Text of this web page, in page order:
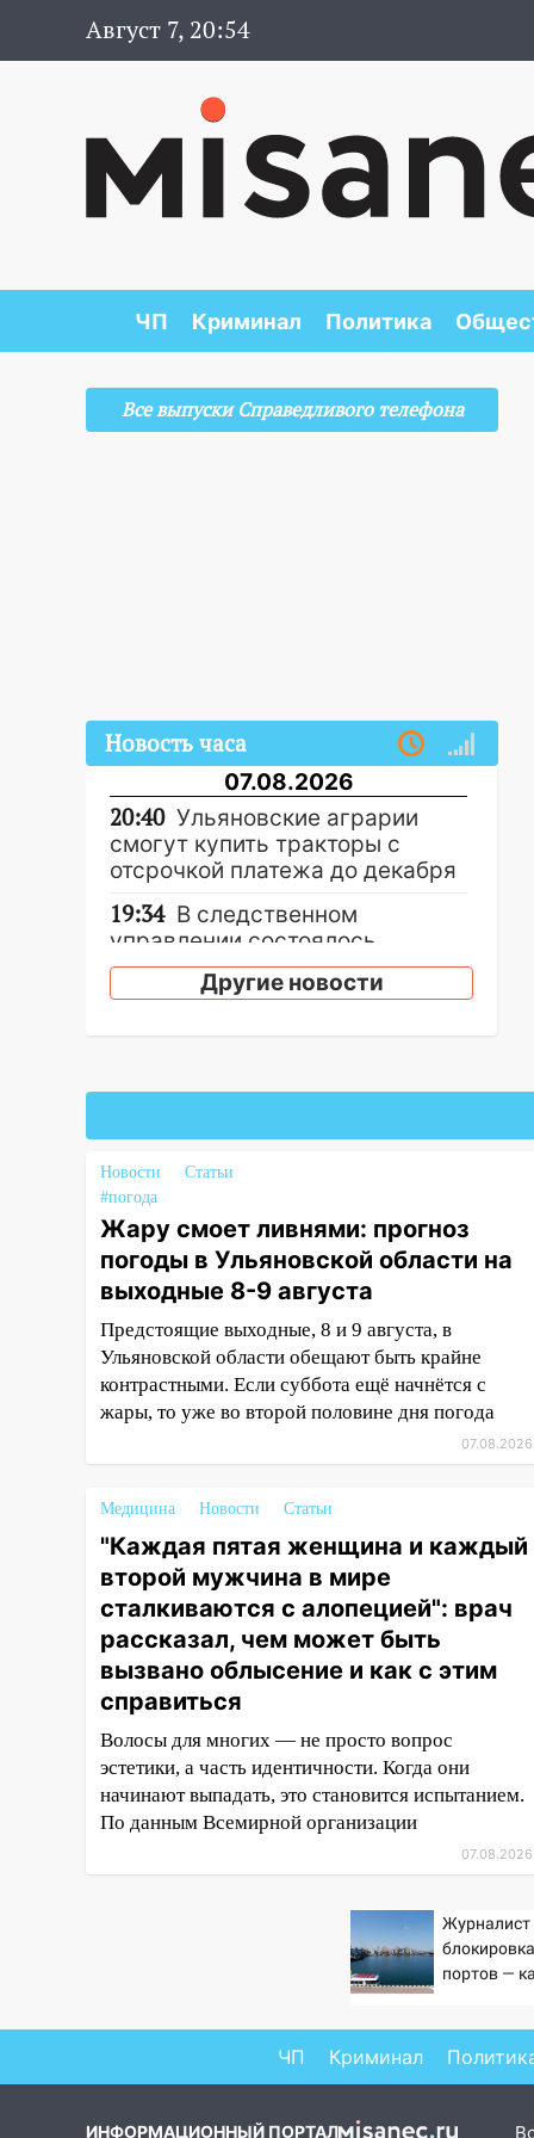
Август 7, 20:54
ЧП Криминал Политика
Все выпуски Справедливого телефона
Новость часа
07.08.2026
20:40 Ульяновские аграрии
смогут купить тракторы с
отсрочкой платежа до декабря
19:34 В следственном
управлении состоялось
торжественное мероприятие,
приуроченное к празднованию
поддержать «Симбирскую
чебурашку» на фестивале
«ФормАРТ»
18:11 Ульяновская область
стала пилотным регионом
проекта «Культурное
долголетие»
17:16 В реанимацию
Ульяновской областной
больницы поступили шесть
ремонтируют дороги, ставят
остановки и проводят новое
освещение
16:35 В Ульяновске установили
ещё девять бункеров для
крупногабаритного мусора
16:26 В Ульяновске бесплатно
покажут матч «Волги» под
открытым небом
16:12 В Ульяновском
госуниверситете разработают
Ульяновцы могут
вернуть деньги за абонементы
закрывшегося фитнес-клуба
После вмешательства
прокуратуры в селах
в порядок детские площадки
Другие новости
Новости
Статьи
#погода
Жару смоет ливнями: прогноз
погоды в Ульяновской области на
выходные 8-9 августа
Предстоящие выходные, 8 и 9 августа, в
Ульяновской области обещают быть крайне
контрастными. Если суббота ещё начнётся с
жары, то уже во второй половине дня погода
07.08.2026
Медицина Новости Статьи
"Каждая пятая женщина и каждый
второй мужчина в мире
сталкиваются с алопецией": врач
рассказал, чем может быть
вызвано облысение и как с этим
справиться
Волосы для многих — не просто вопрос
эстетики, а часть идентичности. Когда они
начинают выпадать, это становится испытанием.
По данным Всемирной организации
07.08.2026
Журналист
портов —
ЧП Криминал
ИНФОРМАЦИОННЫЙ ПОРТАЛ